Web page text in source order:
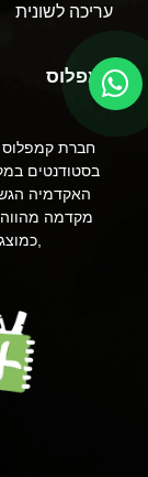
עריכה לשונית
קמפלוס
חברת קמפלוס
בסטודנטים
האקדמיה
מקדמה